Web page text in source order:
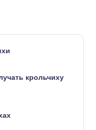
крольчиху